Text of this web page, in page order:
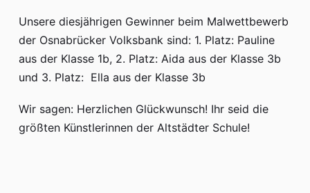
Unsere diesjährigen Gewinner beim Malwettbewerb
der Osnabrücker Volksbank sind: 1. Platz: Pauline
aus der Klasse 1b, 2. Platz: Aida aus der Klasse 3b
und 3. Platz: Ella aus der Klasse 3b
Wir sagen: Herzlichen Glückwunsch! Ihr seid die
größten Künstlerinnen der Altstädter Schule!
Einschulung
Übergang von Klasse 4 nach Klasse 5
Förderverein
Hort